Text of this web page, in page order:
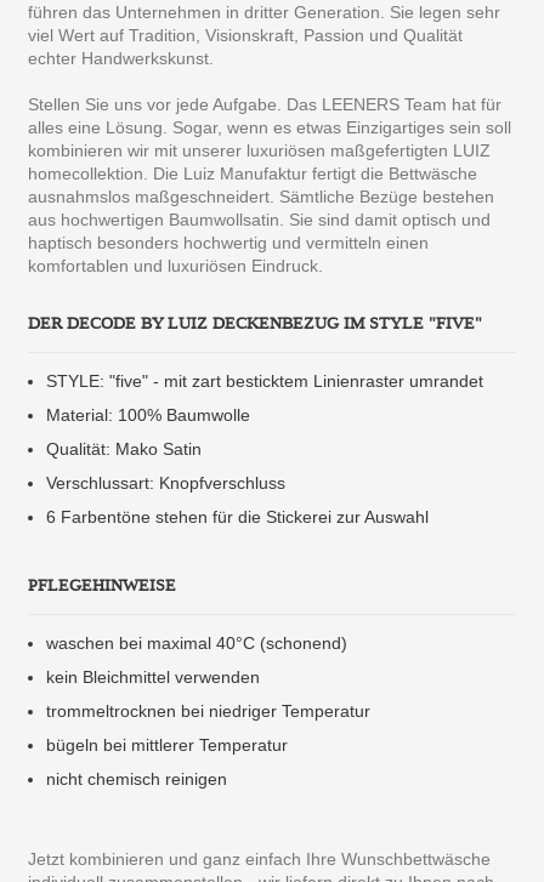
führen das Unternehmen in dritter Generation. Sie legen sehr
viel Wert auf Tradition, Visionskraft, Passion und Qualität
echter Handwerkskunst.
Stellen Sie uns vor jede Aufgabe. Das LEENERS Team hat für
alles eine Lösung. Sogar, wenn es etwas Einzigartiges sein soll
kombinieren wir mit unserer luxuriösen maßgefertigten LUIZ
homecollektion. Die Luiz Manufaktur fertigt die Bettwäsche
ausnahmslos maßgeschneidert. Sämtliche Bezüge bestehen
aus hochwertigen Baumwollsatin. Sie sind damit optisch und
haptisch besonders hochwertig und vermitteln einen
komfortablen und luxuriösen Eindruck.
DER DECODE BY LUIZ DECKENBEZUG IM STYLE "FIVE"
STYLE: "five" - mit zart besticktem Linienraster umrandet
Material: 100% Baumwolle
Qualität: Mako Satin
Verschlussart: Knopfverschluss
6 Farbentöne stehen für die Stickerei zur Auswahl
PFLEGEHINWEISE
waschen bei maximal 40°C (schonend)
kein Bleichmittel verwenden
trommeltrocknen bei niedriger Temperatur
bügeln bei mittlerer Temperatur
nicht chemisch reinigen
Jetzt kombinieren und ganz einfach Ihre Wunschbettwäsche